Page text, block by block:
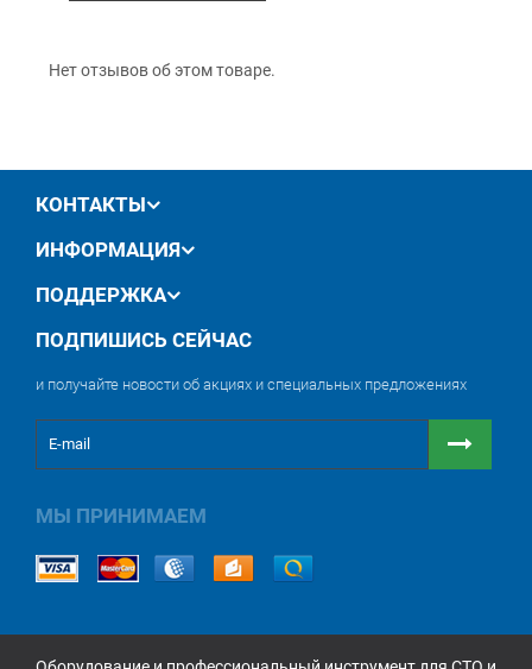
12 месяцев официальной гарантии от
Нет отзывов об этом товаре.
КОНТАКТЫ
ИНФОРМАЦИЯ
ПОДДЕРЖКА
ПОДПИШИСЬ СЕЙЧАС
и получайте новости об акциях и специальных предложениях
МЫ ПРИНИМАЕМ